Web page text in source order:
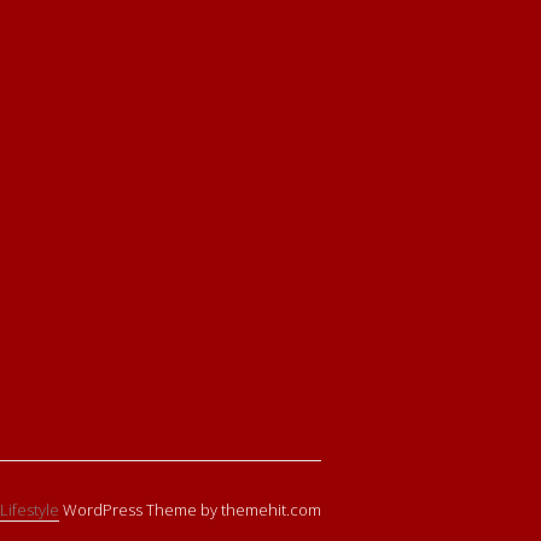
Lifestyle WordPress Theme by themehit.com